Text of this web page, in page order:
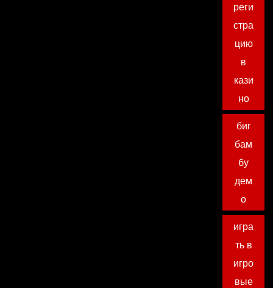
реги
стра
цию
в
кази
но
биг
бам
бу
дем
о
игра
ть в
игро
вые